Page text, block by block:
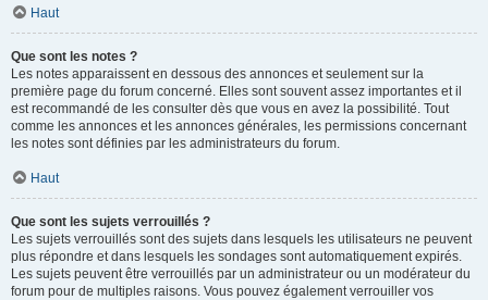
Haut
Que sont les notes ?
Les notes apparaissent en dessous des annonces et seulement sur la
première page du forum concerné. Elles sont souvent assez importantes et il
est recommandé de les consulter dès que vous en avez la possibilité. Tout
comme les annonces et les annonces générales, les permissions concernant
les notes sont définies par les administrateurs du forum.
Haut
Que sont les sujets verrouillés ?
Les sujets verrouillés sont des sujets dans lesquels les utilisateurs ne peuvent
plus répondre et dans lesquels les sondages sont automatiquement expirés.
Les sujets peuvent être verrouillés par un administrateur ou un modérateur du
forum pour de multiples raisons. Vous pouvez également verrouiller vos